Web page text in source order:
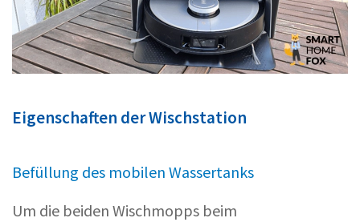
Eigenschaften der Wischstation
Befüllung des mobilen Wassertanks
Um die beiden Wischmopps beim